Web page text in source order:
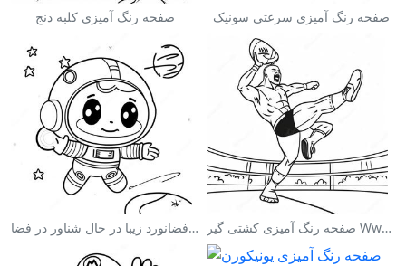
صفحه رنگ آمیزی کلبه دنج صفحه رنگ آمیزی سرعتی سونیک
صفحه رنگ آمیزی فضانورد زیبا در حال شناور در فضا صفحه رنگ آمیزی کشتی گیر Wwe در حال پرش بر روی حریف